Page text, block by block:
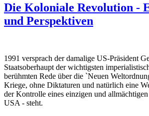
Die Koloniale Revolution -
und Perspektiven
1991 versprach der damalige US-Präsident
Staatsoberhaupt der wichtigsten
berühmten Rede über die `Neuen
Kriege, ohne Diktaturen und natürlich eine
der Kontrolle eines einzigen und
USA - steht.